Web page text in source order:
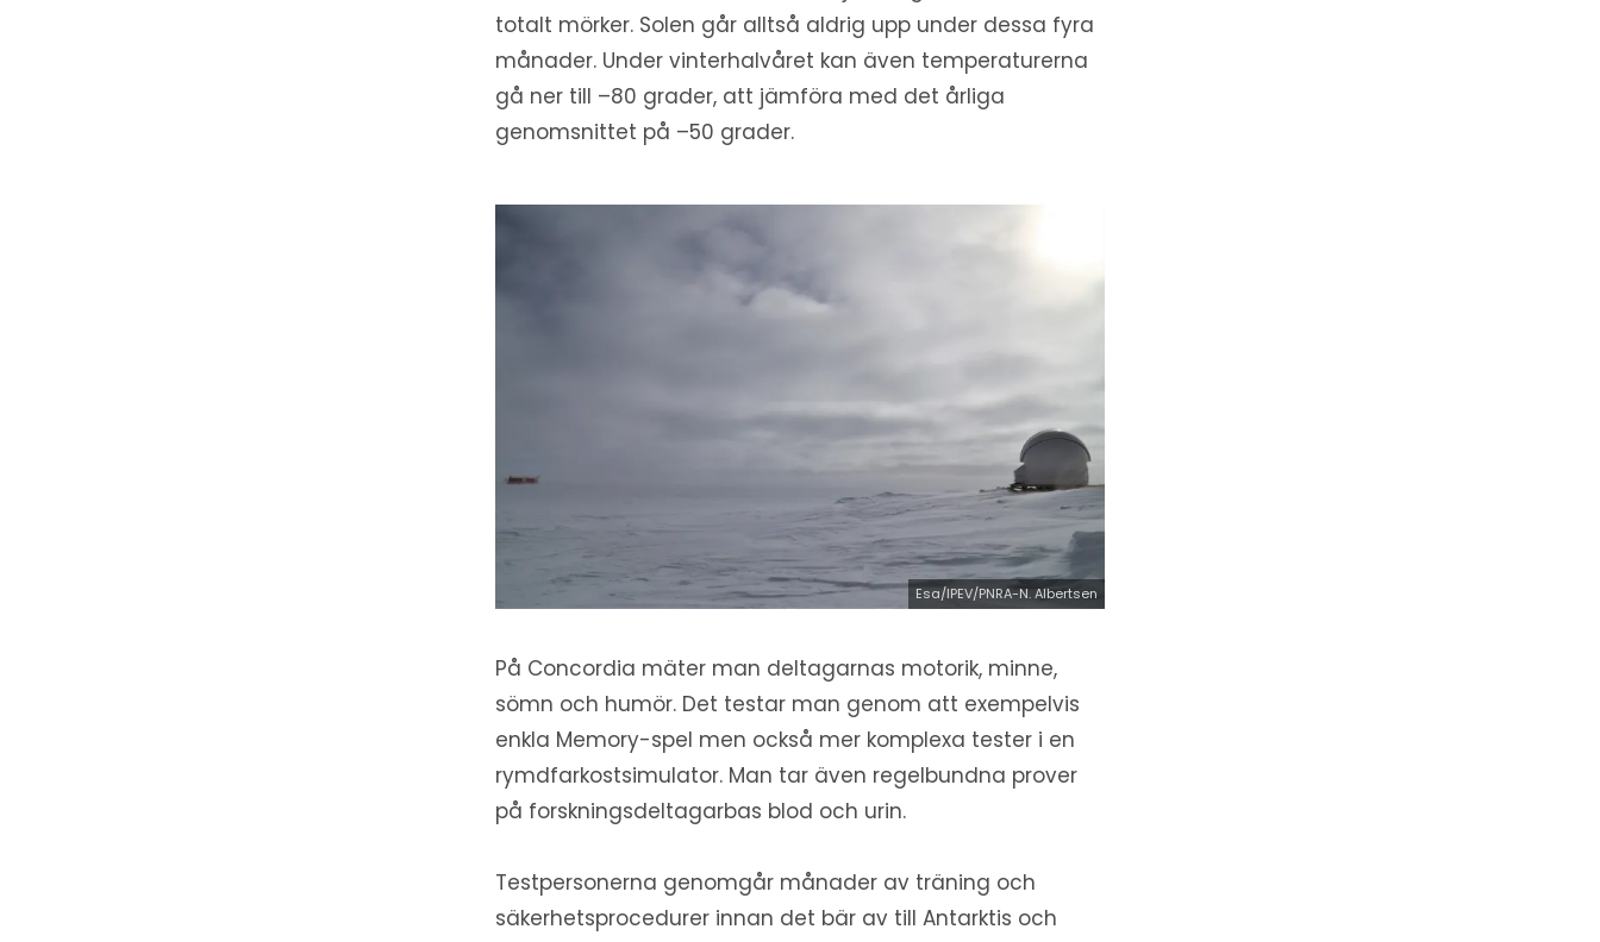
totalt mörker. Solen går alltså aldrig upp under dessa fyra
månader. Under vinterhalvåret kan även temperaturerna
gå ner till –80 grader, att jämföra med det årliga
genomsnittet på –50 grader.
Esa/IPEV/PNRA-N. Albertsen
På Concordia mäter man deltagarnas motorik, minne,
sömn och humör. Det testar man genom att exempelvis
enkla Memory-spel men också mer komplexa tester i en
rymdfarkostsimulator. Man tar även regelbundna prover
på forskningsdeltagarbas blod och urin.
Testpersonerna genomgår månader av träning och
säkerhetsprocedurer innan det bär av till Antarktis och